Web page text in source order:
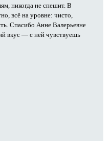
никогда не спешит. В
всё на уровне: чисто,
Спасибо Анне Валерьевне
вкус — с ней чувствуешь